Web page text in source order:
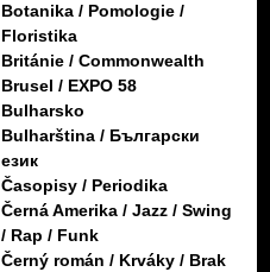
Botanika / Pomologie /
Floristika
Británie / Commonwealth
Brusel / EXPO 58
Bulharsko
Bulharština / Български
език
Časopisy / Periodika
Černá Amerika / Jazz / Swing
/ Rap / Funk
Černý román / Krváky / Brak